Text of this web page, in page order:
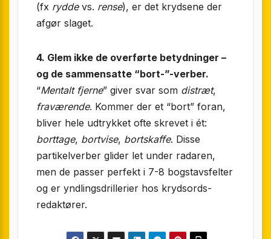
(fx ryddevs. rense), er det krydsene der
afgør slaget.
4. Glem ikke de overførte betydninger –
og de sammensatte “bort-”-verber.
“Mentalt fjerne” giver svar som distræt,
fraværende. Kommer der et “bort” foran,
bliver hele udtrykket ofte skrevet i ét:
borttage, bortvise, bortskaffe. Disse
partikel­verber glider let under radaren,
men de passer perfekt i 7-8 bogstavs­felter
og er yndlings­drillerier hos krydsords­
redaktører.